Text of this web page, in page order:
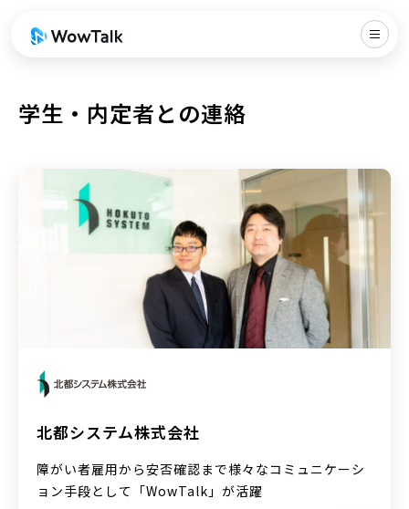
学生・内定者との連絡
北都システム株式会社
障がい者雇用から安否確認まで様々なコミュニケーシ
ョン手段として「WowTalk」が活躍